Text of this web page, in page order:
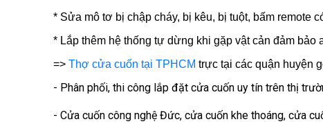
* Sửa mô tơ bị chập cháy, bị kêu, bị tuột, bấm remote
* Lắp thêm hệ thống tự dừng khi gặp vật cản đảm bảo
=> Thợ cửa cuốn tại TPHCM trực tại các quận huyện
- Phân phối, thi công lắp đặt cửa cuốn uy tín trên thị
- Cửa cuốn công nghệ Đức, cửa cuốn khe thoáng, cửa